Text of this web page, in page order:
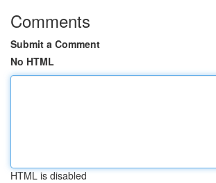
Comments
Submit a Comment
No HTML
HTML is disabled